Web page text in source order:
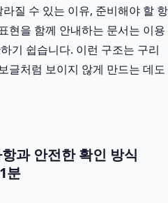
질 수 있는 이유, 준비해야 할 항
현을 함께 안내하는 문서는 이용
기 쉽습니다. 이런 구조는 구리
글처럼 보이지 않게 만드는 데도
과 안전한 확인 방식
분